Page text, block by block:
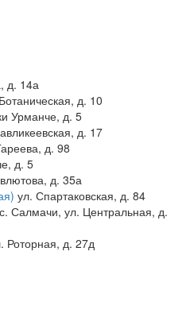
д. 14а
д. 10
Урманче, д. 5
д. 17
д. 98
д. 5
д. 35а
ул. Спартаковская, д. 84
Салмачи, ул. Центральная, д.
Роторная, д. 27д